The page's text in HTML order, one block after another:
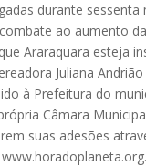
durante sessenta
ao aumento
Araraquara esteja
Juliana
à Prefeitura do
Câmara
suas adesões